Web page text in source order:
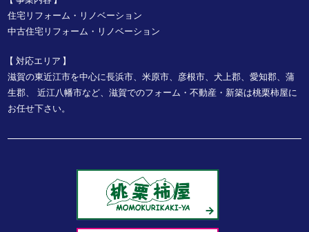
住宅リフォーム・リノベーション
中古住宅リフォーム・リノベーション
対応エリア
滋賀の東近江市を中心に長浜市、米原市、彦根市、犬上郡、愛知郡、蒲
生郡、
近江八幡市など、滋賀でのフォーム・不動産・新築は桃栗柿屋に
お任せ下さい。